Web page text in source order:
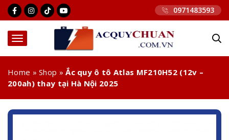
0971483593
Home »Shop »Ắc quy ô tô Atlas MF210H52 (12v –
200ah) thay tại Hà Nội 2025